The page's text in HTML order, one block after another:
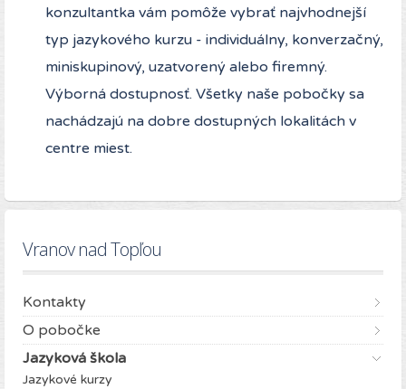
konzultantka vám pomôže vybrať najvhodnejší
typ jazykového kurzu - individuálny, konverzačný,
miniskupinový, uzatvorený alebo firemný.
Výborná dostupnosť. Všetky naše pobočky sa
nachádzajú na dobre dostupných lokalitách v
centre miest.
Vranov nad Topľou
Kontakty
O pobočke
Jazyková škola
Jazykové kurzy